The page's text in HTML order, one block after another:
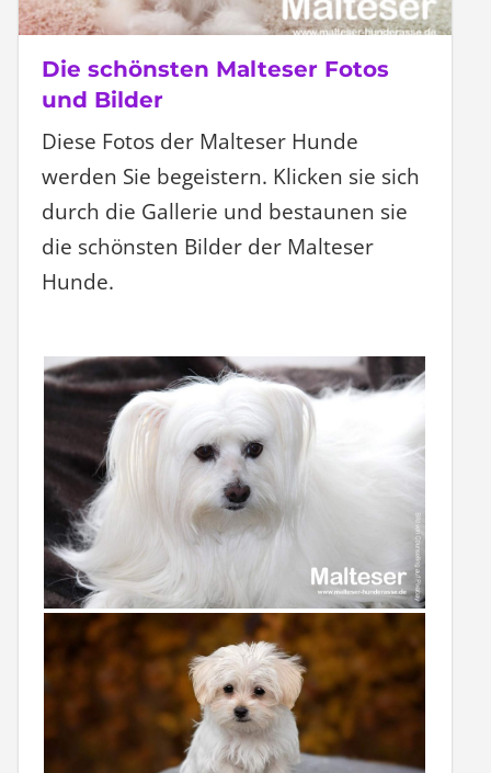
Die schönsten Malteser Fotos
und Bilder
Diese Fotos der Malteser Hunde
werden Sie begeistern. Klicken sie sich
durch die Gallerie und bestaunen sie
die schönsten Bilder der Malteser
Hunde.